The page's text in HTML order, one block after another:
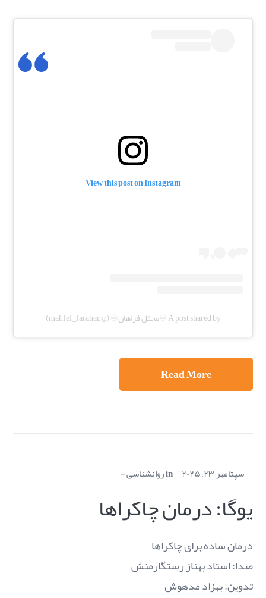
View this post on Instagram
A post shared by ♾️محفل فراهان♾️ (@mahfel_farahan)
Read More
سپتامبر ۲۳, ۲۰۲۵ inروانشناسی
یوگا: درمان چاکراها
درمان ساده برای چاکراها
صدا: استاد بهناز رستگارمنش
تدوین: بهزاد مدهوش